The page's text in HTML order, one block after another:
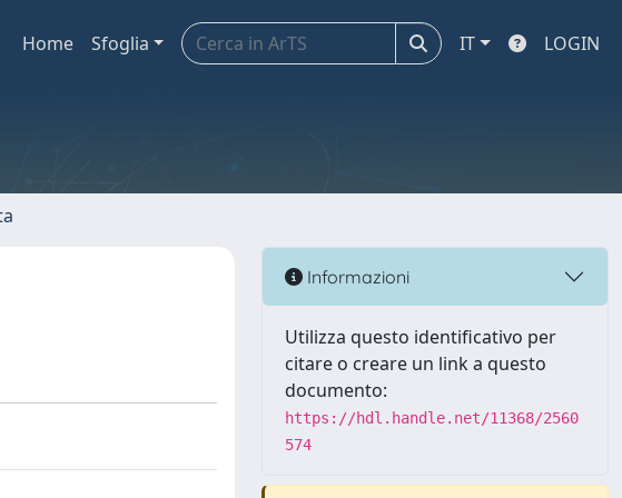
Home Sfoglia IT LOGIN
Informazioni
Utilizza questo identificativo per
citare o creare un link a questo
documento:
https://hdl.handle.net/11368/2560
574